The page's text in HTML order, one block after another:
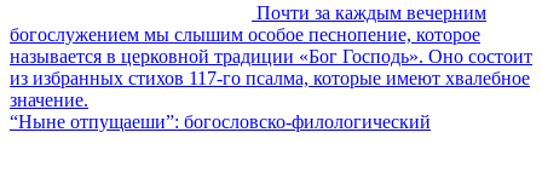
Почти за каждым вечерним
богослужением мы слышим особое песнопение, которое
называется в церковной традиции «Бог Господь». Оно состоит
из избранных стихов 117-го псалма, которые имеют хвалебное
значение.
“Ныне отпущаеши”: богословско-филологический